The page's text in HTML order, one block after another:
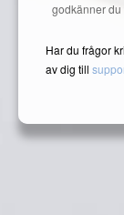
godkänner du
Har du frågor
av dig till